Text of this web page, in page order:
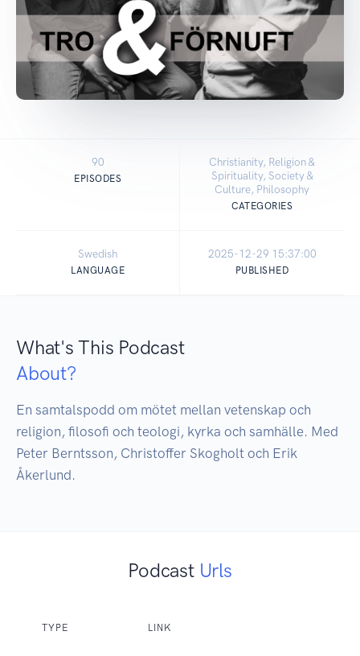
90
EPISODES
Christianity, Religion &
Spirituality, Society &
Culture, Philosophy
CATEGORIES
Swedish
LANGUAGE
2025-12-29 15:37:00
PUBLISHED
What's This Podcast
About?
En samtalspodd om mötet mellan vetenskap och
religion, filosofi och teologi, kyrka och samhälle. Med
Peter Berntsson, Christoffer Skogholt och Erik
Åkerlund.
Podcast Urls
TYPE LINK